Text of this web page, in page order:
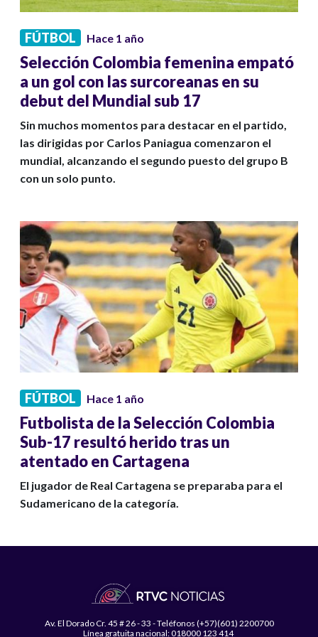
FÚTBOL Hace 1 año
Selección Colombia femenina empató
a un gol con las surcoreanas en su
debut del Mundial sub 17
Sin muchos momentos para destacar en el partido,
las dirigidas por Carlos Paniagua comenzaron el
mundial, alcanzando el segundo puesto del grupo B
con un solo punto.
FÚTBOL Hace 1 año
Futbolista de la Selección Colombia
Sub-17 resultó herido tras un
atentado en Cartagena
El jugador de Real Cartagena se preparaba para el
Sudamericano de la categoría.
Av. El Dorado Cr. 45 # 26 - 33 - Teléfonos (+57)(601) 2200700
Línea gratuita nacional: 018000 123 414